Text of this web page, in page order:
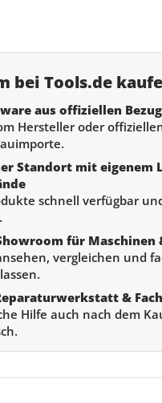
bei Tools.de
aus offiziellen
Hersteller oder
Standort mit eigenem
schnell verfügbar
für Maschinen
vergleichen und
&
Hilfe auch nach dem